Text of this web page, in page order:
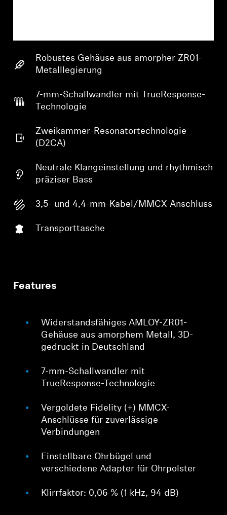
Robustes Gehäuse aus amorpher ZR01-
Metalllegierung
7-mm-Schallwandler mit TrueResponse-
Technologie
Zweikammer-Resonatortechnologie
(D2CA)
Neutrale Klangeinstellung und rhythmisch
präziser Bass
3,5- und 4,4-mm-Kabel/MMCX-Anschluss
Transporttasche
Features
Widerstandsfähiges AMLOY-ZR01-
Gehäuse aus amorphem Metall, 3D-
gedruckt in Deutschland
7-mm-Schallwandler mit
TrueResponse-Technologie
Vergoldete Fidelity (+) MMCX-
Anschlüsse für zuverlässige
Verbindungen
Einstellbare Ohrbügel und
verschiedene Adapter für Ohrpolster
Klirrfaktor: 0,06 % (1 kHz, 94 dB)